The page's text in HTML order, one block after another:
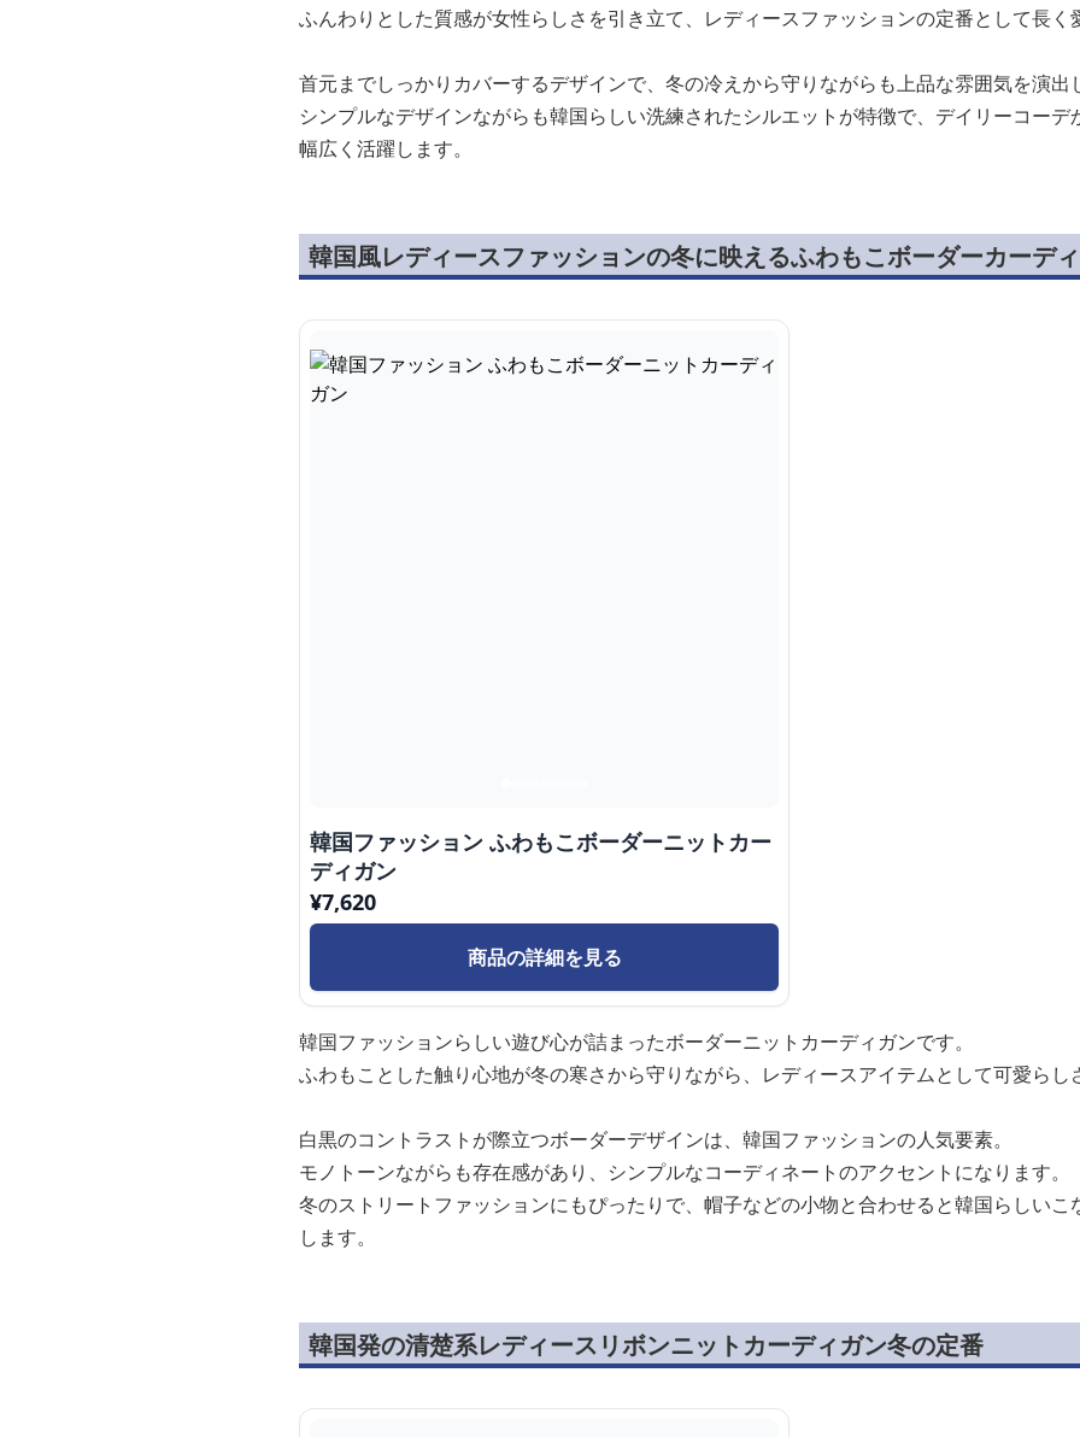
ふんわりとした質感が女性らしさを引き立て、レディースファッションの定番として長
首元までしっかりカバーするデザインで、冬の冷えから守りながらも上品な雰囲気を演出
シンプルなデザインながらも韓国らしい洗練されたシルエットが特徴で、デイリーコー
幅広く活躍します。
韓国風レディースファッションの冬に映えるふわもこボーダーカーデ
韓国ファッション ふわもこボーダーニットカー
ディガン
¥7,620
商品の詳細を見る
韓国ファッションらしい遊び心が詰まったボーダーニットカーディガンです。
ふわもことした触り心地が冬の寒さから守りながら、レディースアイテムとして可愛らし
白黒のコントラストが際立つボーダーデザインは、韓国ファッションの人気要素。
モノトーンながらも存在感があり、シンプルなコーディネートのアクセントになります。
冬のストリートファッションにもぴったりで、帽子などの小物と合わせると韓国らしい
します。
韓国発の清楚系レディースリボンニットカーディガン冬の定番